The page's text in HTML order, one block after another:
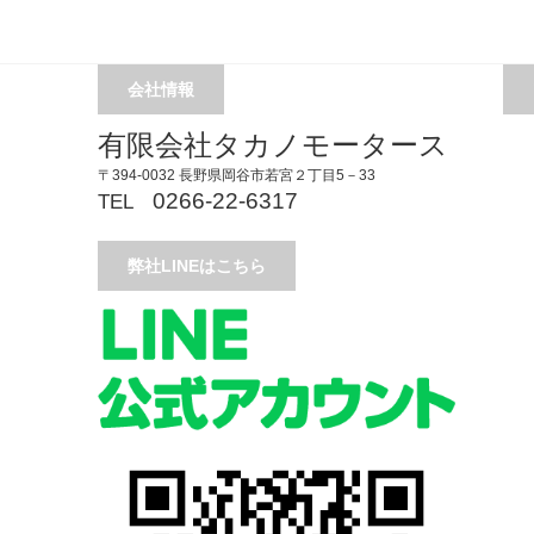
会社情報
有限会社タカノモータース
〒394-0032 長野県岡谷市若宮２丁目5－33
TEL 0266-22-6317
弊社LINEはこちら